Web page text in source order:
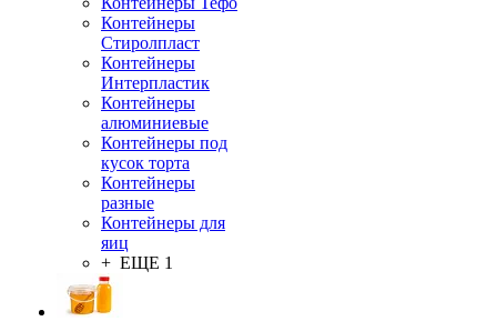
Контейнеры
Стиролпласт
Контейнеры
Интерпластик
Контейнеры
алюминиевые
Контейнеры под
кусок торта
Контейнеры
разные
Контейнеры для
яиц
+ ЕЩЕ 1